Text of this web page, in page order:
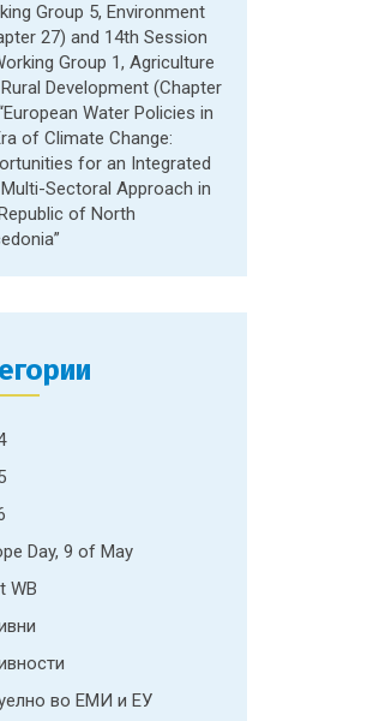
Group 5, Environment
27) and 14th Session
Group 1, Agriculture
Development (Chapter
Water Policies in
of Climate Change:
for an Integrated
Sectoral Approach in
of North
Day, 9 of May
WB
во ЕМИ и ЕУ